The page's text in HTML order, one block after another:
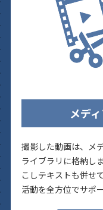
メデ
撮影した動画は、メ
ライブラリに格納し
こしテキストも併せ
活動を全方位でサポ